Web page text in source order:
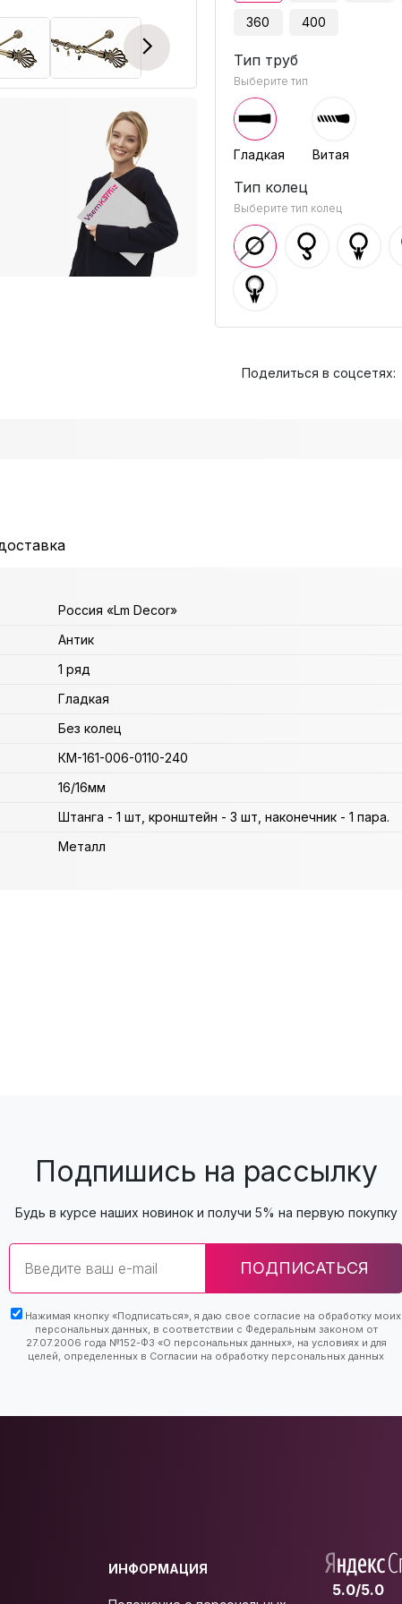
Next
360 400
Тип труб
Выберите тип
Гладкая Витая
Тип колец
Выберите тип колец
Поделиться в соцсетях:
Россия «Lm Decor»
Антик
1 ряд
Гладкая
Без колец
КМ-161-006-0110-240
16/16мм
Штанга - 1 шт, кронштейн - 3 шт, наконечник - 1 пара.
Металл
Подпишись на рассылку
Будь в курсе наших новинок и получи 5% на первую покупку
Email
ПОДПИСАТЬСЯ
Нажимая кнопку «Подписаться», я даю свое согласие на обработку моих
персональных данных, в соответствии с Федеральным законом от
27.07.2006 года №152-ФЗ «О персональных данных», на условиях и для
целей, определенных в Согласии на обработку персональных данных
ИНФОРМАЦИЯ
5.0/5.0